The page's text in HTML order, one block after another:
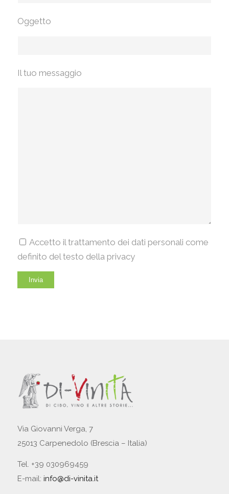
Oggetto
Il tuo messaggio
Accetto il trattamento dei dati personali come
definito del testo della privacy
Via Giovanni Verga, 7
25013 Carpenedolo (Brescia – Italia)
Tel. +39 030969459
E-mail: info@di-vinita.it